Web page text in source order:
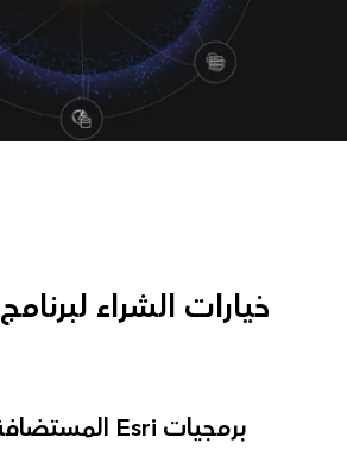
خيارات الشراء لبرنامج ArcGIS
برمجيات Esri المستضافة كخدمة